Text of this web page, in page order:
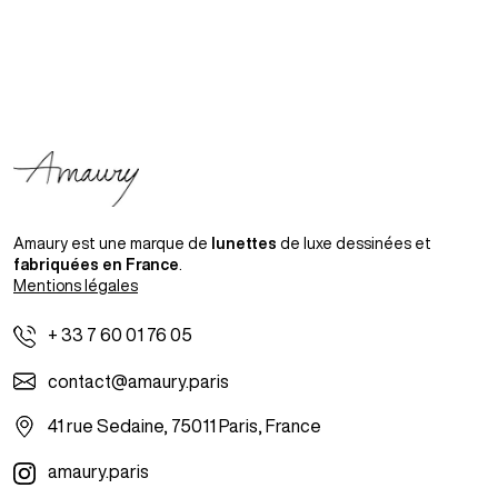
+ 33 7 60 01 76 05
contact@amaury.paris
41 rue Sedaine, 75011 Paris, France
amaury.paris
Amaury est une marque de lunettes de luxe dessinées et
fabriquées en France
Mentions légales